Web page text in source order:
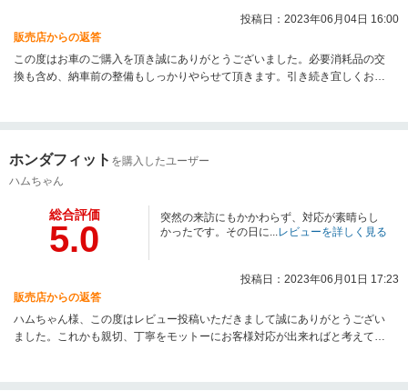
投稿日：2023年06月04日 16:00
販売店からの返答
この度はお車のご購入を頂き誠にありがとうございました。必要消耗品の交
換も含め、納車前の整備もしっかりやらせて頂きます。引き続き宜しくお願
ホンダフィット を購入したユーザー
ハムちゃん
総合評価
5.0
突然の来訪にもかかわらず、対応が素晴らし
かったです。その日に...レビューを詳しく見る
投稿日：2023年06月01日 17:23
販売店からの返答
ハムちゃん様、この度はレビュー投稿いただきまして誠にありがとうござい
ました。これかも親切、丁寧をモットーにお客様対応が出来ればと考えてお